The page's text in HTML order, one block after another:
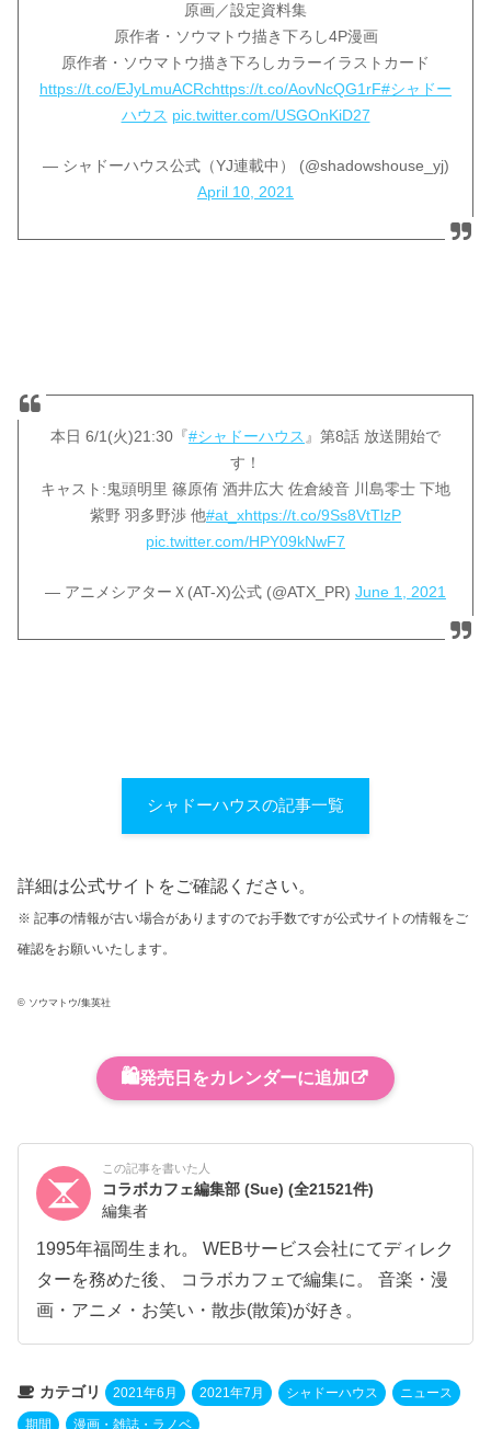
原画／設定資料集
原作者・ソウマトウ描き下ろし4P漫画
原作者・ソウマトウ描き下ろしカラーイラストカード
https://t.co/EJyLmuACRchttps://t.co/AovNcQG1rF#シャドー
ハウス pic.twitter.com/USGOnKiD27
— シャドーハウス公式（YJ連載中） (@shadowshouse_yj)
April 10, 2021
本日 6/1(火)21:30『#シャドーハウス 』第8話 放送開始で
す！
キャスト:鬼頭明里 篠原侑 酒井広大 佐倉綾音 川島零士 下地
紫野 羽多野渉 他#at_xhttps://t.co/9Ss8VtTlzP
pic.twitter.com/HPY09kNwF7
— アニメシアターＸ(AT-X)公式 (@ATX_PR) June 1, 2021
シャドーハウスの記事一覧
詳細は公式サイトをご確認ください。
※ 記事の情報が古い場合がありますのでお手数ですが公式サイトの情報をご
確認をお願いいたします。
© ソウマトウ/集英社
🛍️発売日をカレンダーに追加
この記事を書いた人
コラボカフェ編集部 (Sue)(全21521件)
編集者
1995年福岡生まれ。 WEBサービス会社にてディレク
ターを務めた後、 コラボカフェで編集に。 音楽・漫
画・アニメ・お笑い・散歩(散策)が好き。
カテゴリ 2021年6月 2021年7月 シャドーハウス ニュース
期間 漫画・雑誌・ラノベ